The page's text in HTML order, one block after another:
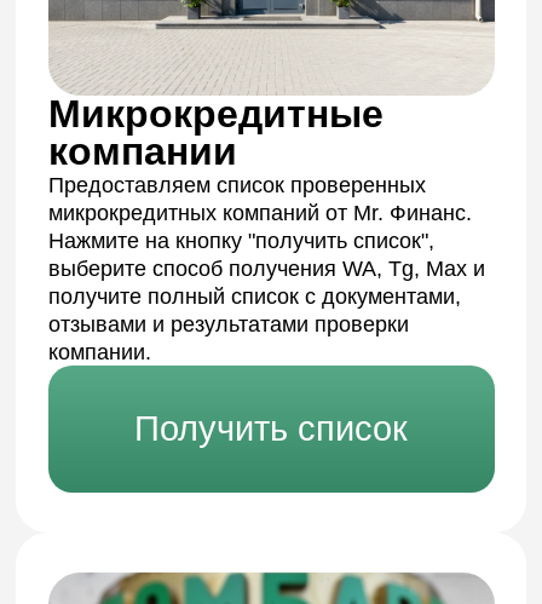
Наши услуги
Клиент
Продажа/покупка
Что входит:
Компания не проверяется Mr.Финанс
Сделка оформляется самостоятельно
Мы организовываем встречу с
собственником
Фиксация передачи документов и
оплаты
за нашу работу
Стоимость: от 30 000 ₽
Консультация